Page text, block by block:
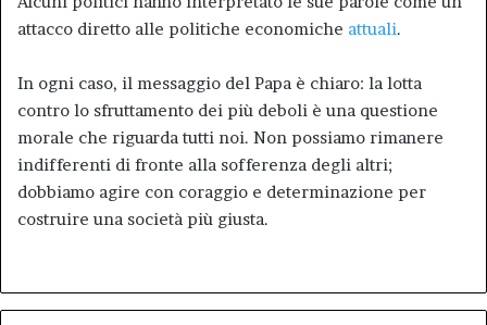
attacco diretto alle politiche economiche attuali.
In ogni caso, il messaggio del Papa è chiaro: la lotta
contro lo sfruttamento dei più deboli è una questione
morale che riguarda tutti noi. Non possiamo rimanere
indifferenti di fronte alla sofferenza degli altri;
dobbiamo agire con coraggio e determinazione per
costruire una società più giusta.